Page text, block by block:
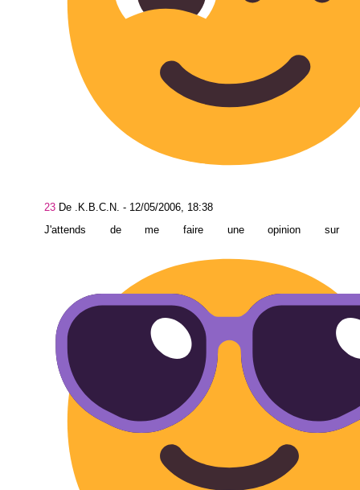
23 De .K.B.C.N. - 12/05/2006, 18:38
J'attends de me faire une opinion sur